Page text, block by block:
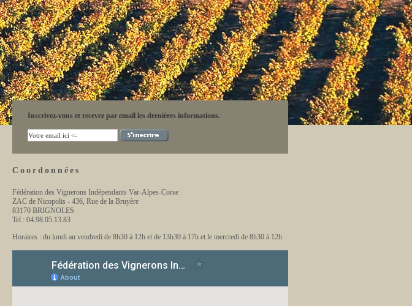
Inscrivez-vous et recevez par email les dernières informations.
Coordonnées
Fédération des Vignerons Indépendants Var-Alpes-Corse
ZAC de Nicopolis - 436, Rue de la Bruyère
83170 BRIGNOLES
Tel : 04.98.05.13.83
Horaires : du lundi au vendredi de 8h30 à 12h et de 13h30 à 17h et le mercredi de 8h30 à 12h.